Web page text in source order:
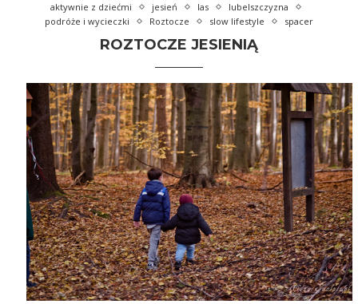
aktywnie z dziećmi jesień las
lubelszczyzna
podróże i wycieczki
Roztocze slow lifestyle spacer
ROZTOCZE JESIENIĄ